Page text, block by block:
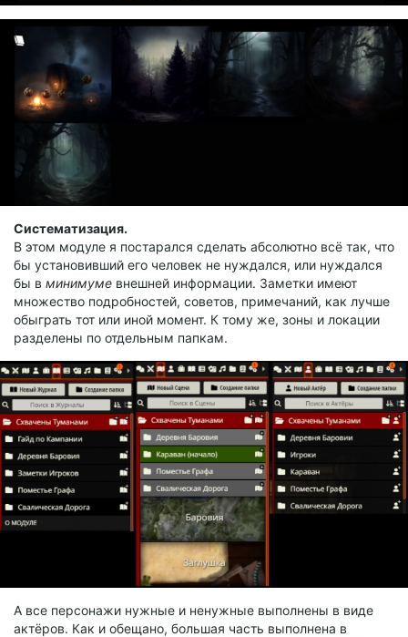
Систематизация.
В этом модуле я постарался сделать абсолютно всё так, что
бы установивший его человек не нуждался, или нуждался
бы в минимуме внешней информации. Заметки имеют
множество подробностей, советов, примечаний, как лучше
обыграть тот или иной момент. К тому же, зоны и локации
разделены по отдельным папкам.
А все персонажи нужные и ненужные выполнены в виде
актёров. Как и обещано, большая часть выполнена в